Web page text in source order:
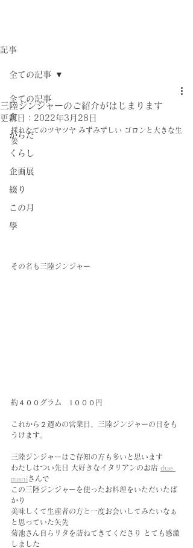
記事
全ての記事
食
からだ
くらし
企画展
綴り
この月
學
全ての記事
三陸ジンジャーのご紹介がはじまります
更新日： 2022年3月28日
採れたてのツヤツヤ みずみずしい ゴロンと大きな生
姜
その名も三陸ジンジャー
約４００グラム　1０００円
これから２週めの営業日、三陸ジンジャーの日をも
うけます。
三陸ジンジャーはご存知の方も多いと思います
わたしはつい先日 大好きなイタリアンのお店 due
mani さんで
この三陸ジンジャーを使ったお料理をいただいたば
かり
美味しくて生産者の方と一度お会いしてみたいなぁ
と思っていた矢先
菊池さん自らリタを訪ねてきてくださり とても感激
しました